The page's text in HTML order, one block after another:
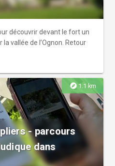
découvrir devant le fort un
vallée de l’Ognon. Retour
explore 1.1 km
- parcours
dans